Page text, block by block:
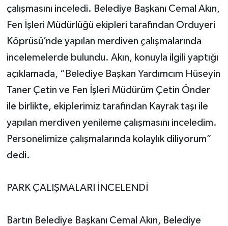
çalışmasını inceledi. Belediye Başkanı Cemal Akın,
Fen İşleri Müdürlüğü ekipleri tarafından Orduyeri
Köprüsü’nde yapılan merdiven çalışmalarında
incelemelerde bulundu. Akın, konuyla ilgili yaptığı
açıklamada, “Belediye Başkan Yardımcım Hüseyin
Taner Çetin ve Fen İşleri Müdürüm Çetin Önder
ile birlikte, ekiplerimiz tarafından Kayrak taşı ile
yapılan merdiven yenileme çalışmasını inceledim.
Personelimize çalışmalarında kolaylık diliyorum”
dedi.
PARK ÇALIŞMALARI İNCELENDİ
Bartın Belediye Başkanı Cemal Akın, Belediye